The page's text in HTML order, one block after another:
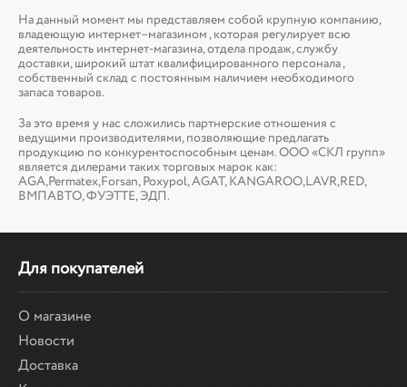
На данный момент мы представляем собой крупную компанию,
владеющую интернет–магазином , которая регулирует всю
деятельность интернет-магазина, отдела продаж, службу
доставки, широкий штат квалифицированного персонала ,
собственный склад c постоянным наличием необходимого
запаса товаров.
За это время у нас сложились партнерские отношения с
ведущими производителями, позволяющие предлагать
продукцию по конкурентоспособным ценам. ООО «СКЛ групп»
является дилерами таких торговых марок как:
AGA,Permatex,Forsan, Poxypol, AGAT, KANGAROO,LAVR,RED,
ВМПАВТО, ФУЭТТЕ, ЭДП.
Для покупателей
О магазине
Новости
Доставка